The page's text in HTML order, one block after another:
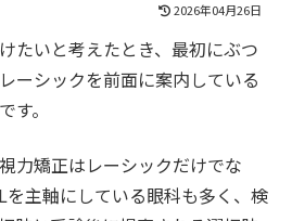
2026年04月26日
たいと考えたとき、最初にぶつ
ーシックを前面に案内している
す。
力矯正はレーシックだけでな
を主軸にしている眼科も多く、検